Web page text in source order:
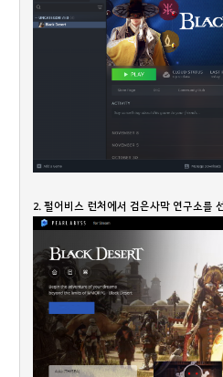
2. 펄어비스 런처에서 검은사막 연구소를